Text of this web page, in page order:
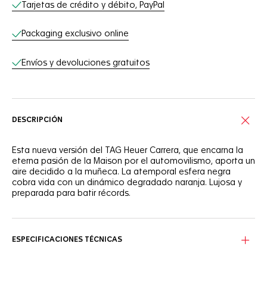
Tarjetas de crédito y débito, PayPal
Packaging exclusivo online
Envíos y devoluciones gratuitos
DESCRIPCIÓN
Esta nueva versión del TAG Heuer Carrera, que encarna la
eterna pasión de la Maison por el automovilismo, aporta un
aire decidido a la muñeca. La atemporal esfera negra
cobra vida con un dinámico degradado naranja. Lujosa y
preparada para batir récords.
del mismo color que sigue la curva del realce.
ESPECIFICACIONES TÉCNICAS